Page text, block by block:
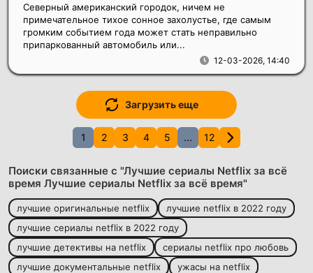
12-03-2026, 14:40
Северный американский городок, ничем не
примечательное тихое сонное захолустье, где самым
громким событием года может стать неправильно
припаркованный автомобиль или...
Загрузить еще
1 2 3 4 5 ... 12
Поиски связанные с "Лучшие сериалы Netflix за всё
время Лучшие сериалы Netflix за всё время"
лучшие оригинальные netflix
лучшие netflix в 2022 году
лучшие сериалы netflix в 2022 году
лучшие детективы на netflix
сериалы netflix про любовь
лучшие документальные netflix
ужасы на netflix